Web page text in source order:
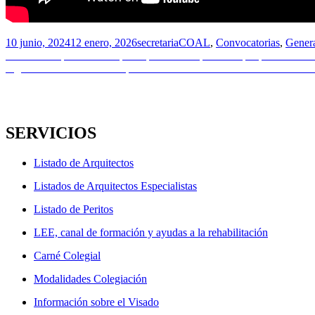
Publicado
10 junio, 202412 enero, 2026Autor
secretariaCategorías
COAL, Convocatorias,
Navegación
de
SERVICIOS
Listado de Arquitectos
Listados de Arquitectos Especialistas
Listado de Peritos
LEE, canal de formación y ayudas a la rehabilitación
Carné Colegial
Modalidades Colegiación
Información sobre el Visado